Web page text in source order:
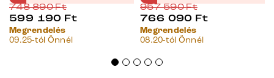
748 890Ft
599 190 Ft
Megrendelés
09.25-tól Önnél
957 590Ft
766 090 Ft
Megrendelés
08.20-tól Önnél